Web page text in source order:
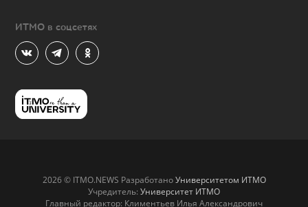
ИТМО в соцсетях
2026 © ITMO.NEWS РазработаноУниверситетом ИТМО
Учредитель: Университет ИТМО
Главный редактор: Климентьев Илья Александрович